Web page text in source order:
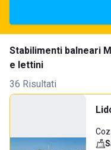
Stabilimenti balneari
e lettini
36 Risultati